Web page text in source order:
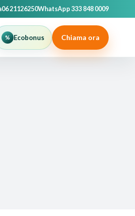
06 21126250WhatsApp 333 848 0009
Ecobonus Chiama ora